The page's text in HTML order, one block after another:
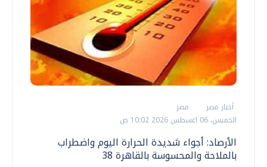
أخبار مصر
مصر
الخميس، 06 اغسطس 2026 10:02 ص
الأرصاد: أجواء شديدة الحرارة اليوم واضطراب
بالملاحة والمحسوسة بالقاهرة 38